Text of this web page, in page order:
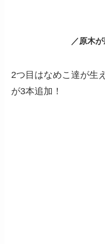
／原木
2つ目はなめこ達が生
が3本追加！